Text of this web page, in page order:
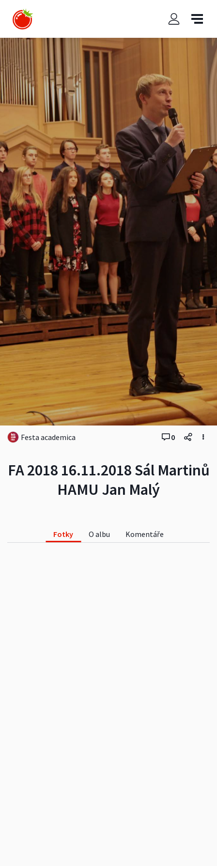
FA 2018 16.11.2018 Sál Martinů
HAMU Jan Malý
Festa academica 0
Fotky O albu Komentáře